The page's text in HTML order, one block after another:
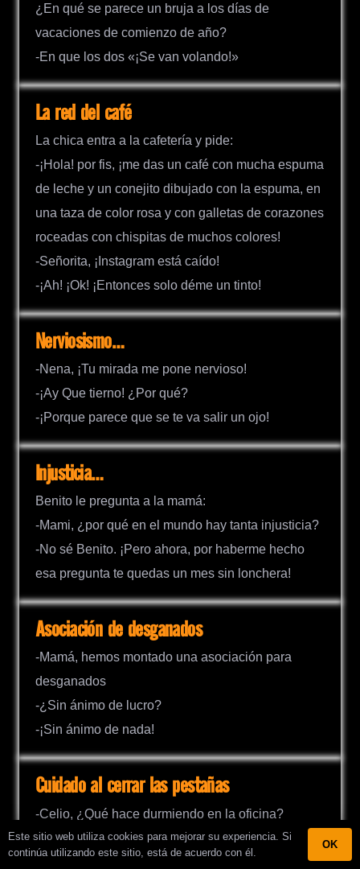
¿En qué se parece un bruja a los días de
vacaciones de comienzo de año?
-En que los dos «¡Se van volando!»
La red del café
La chica entra a la cafetería y pide:
-¡Hola! por fis, ¡me das un café con mucha espuma
de leche y un conejito dibujado con la espuma, en
una taza de color rosa y con galletas de corazones
roceadas con chispitas de muchos colores!
-Señorita, ¡Instagram está caído!
-¡Ah! ¡Ok! ¡Entonces solo déme un tinto!
Nerviosismo…
-Nena, ¡Tu mirada me pone nervioso!
-¡Ay Que tierno! ¿Por qué?
-¡Porque parece que se te va salir un ojo!
Injusticia…
Benito le pregunta a la mamá:
-Mami, ¿por qué en el mundo hay tanta injusticia?
-No sé Benito. ¡Pero ahora, por haberme hecho
esa pregunta te quedas un mes sin lonchera!
Asociación de desganados
-Mamá, hemos montado una asociación para
desganados
-¿Sin ánimo de lucro?
-¡Sin ánimo de nada!
Cuidado al cerrar las pestañas
-Celio, ¿Qué hace durmiendo en la oficina?
-La culpa es del computador, me dijo: “cierre las
pestañas” ¡Y me quedé dormido!
Este sitio web utiliza cookies para mejorar su experiencia. Si
continúa utilizando este sitio, está de acuerdo con él.
OK